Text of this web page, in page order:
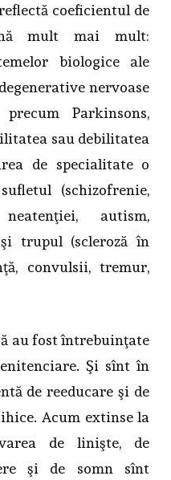
coeficientul de
mult mai mult:
biologice ale
nervoase
Parkinsons,
sau debilitatea
de specialitate o
(schizofrenie,
autism,
trupul (scleroză în
convulsii, tremur,
au fost întrebuinţate
Şi sînt în
de reeducare şi de
Acum extinse la
de linişte, de
şi de somn sînt